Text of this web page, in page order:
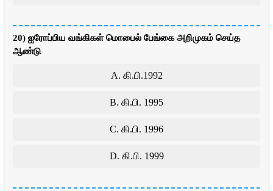
20) ஐரோப்பிய வங்கிகள் மொபைல் பேங்கை அறிமுகம் செய்த
ஆண்டு
A. கி.பி.1992
B. கி.பி. 1995
C. கி.பி. 1996
D. கி.பி. 1999